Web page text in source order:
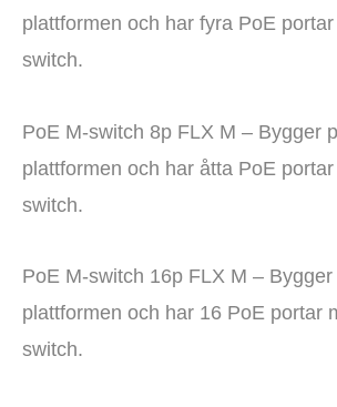
plattformen och har fyra PoE
switch.
PoE M-switch 8p FLX M – Bygger
plattformen och har åtta PoE
switch.
PoE M-switch 16p FLX M –
plattformen och har 16 PoE portar
switch.